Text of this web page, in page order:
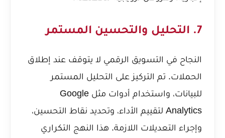
7. التحليل والتحسين المستمر
النجاح في التسويق الرقمي لا يتوقف عند إطلاق
الحملات. تم التركيز على التحليل المستمر
للبيانات، واستخدام أدوات مثل Google
Analytics لتقييم الأداء، وتحديد نقاط التحسين،
وإجراء التعديلات اللازمة. هذا النهج التكراري